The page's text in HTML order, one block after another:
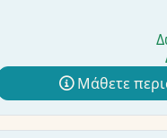
Μάθετε